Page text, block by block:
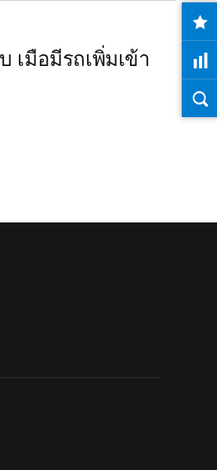
เมือมีรถเพิ่มเข้า